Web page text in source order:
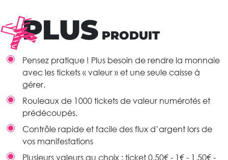
PLUS PRODUIT
Pensez pratique ! Plus besoin de rendre la monnaie
avec les tickets « valeur » et une seule caisse à
gérer.
Rouleaux de 1000 tickets de valeur numérotés et
prédécoupés.
Contrôle rapide et facile des flux d’argent lors de
vos manifestations
Plusieurs valeurs au choix : ticket 0,50€ - 1€ - 1,50€ -